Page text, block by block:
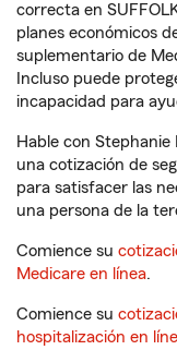
correcta en
planes económicos
suplementario de
Incluso puede
incapacidad para
Hable con
una cotización de
para satisfacer las
una persona de la
Comience su
Medicare en línea.
Comience su
hospitalización en